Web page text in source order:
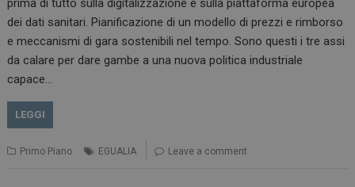
prima di tutto sulla digitalizzazione e sulla piattaforma europea
dei dati sanitari. Pianificazione di un modello di prezzi e rimborso
e meccanismi di gara sostenibili nel tempo. Sono questi i tre assi
da calare per dare gambe a una nuova politica industriale
capace…
LEGGI
Primo Piano EGUALIA Leave a comment
tracking-sites-
ironfish-session-id
www.dailyhealthindustry.it
4